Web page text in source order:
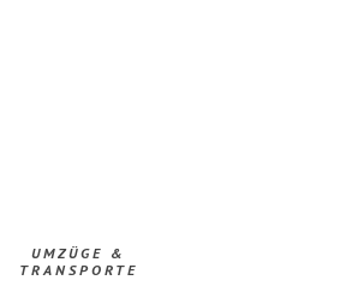
UMZÜGE &
TRANSPORTE